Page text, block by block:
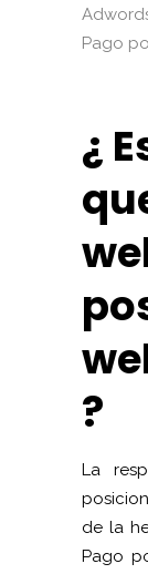
Pago
¿
?
La
de la
Pago